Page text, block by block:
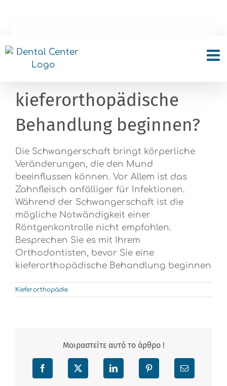
Ich bin schwanger, kann
ich eine
kieferorthopädische
Behandlung beginnen?
Die Schwangerschaft bringt körperliche
Veränderungen, die den Mund
beeinflussen können. Vor Allem ist das
Zahnfleisch anfälliger für Infektionen.
Während der Schwangerschaft ist die
mögliche Notwändigkeit einer
Röntgenkontrolle nicht empfohlen.
Besprechen Sie es mit Ihrem
Orthodontisten, bevor Sie eine
kieferorthopädische Behandlung beginnen
Kieferorthopädie
Μοιραστείτε αυτό το άρθρο !
Facebook X LinkedIn Pinterest Email